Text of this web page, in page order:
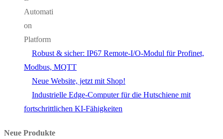
Robust & sicher: IP67 Remote-I/O-Modul für Profinet,
Modbus, MQTT
Neue Website, jetzt mit Shop!
Industrielle Edge-Computer für die Hutschiene mit
fortschrittlichen KI-Fähigkeiten
Neue Produkte